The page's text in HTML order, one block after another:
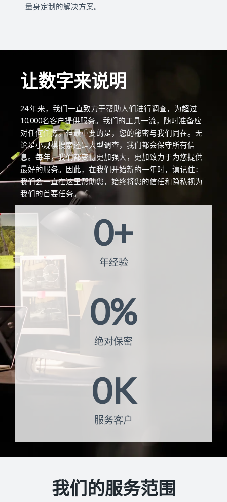
量身定制的解决方案。
让数字来说明
24 年来，我们一直致力于帮助人们进行调查，为超过
10,000名客户提供服务。我们的工具一流，随时准备应
对任何任务。但最重要的是，您的秘密与我们同在。无
论是小规模搜索还是大型调查，我们都会保守所有信
息。每年，我们都变得更加强大，更加致力于为您提供
最好的服务。因此，在我们开始新的一年时，请记住：
我们会一直在这里帮助您，始终将您的信任和隐私视为
我们的首要任务。
0+
年经验
0%
绝对保密
0K
服务客户
我们的服务范围